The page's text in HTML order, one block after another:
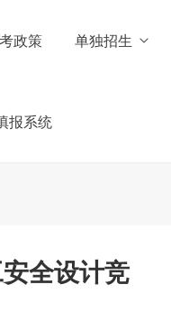
政策 单独招生
报系统
全设计竞